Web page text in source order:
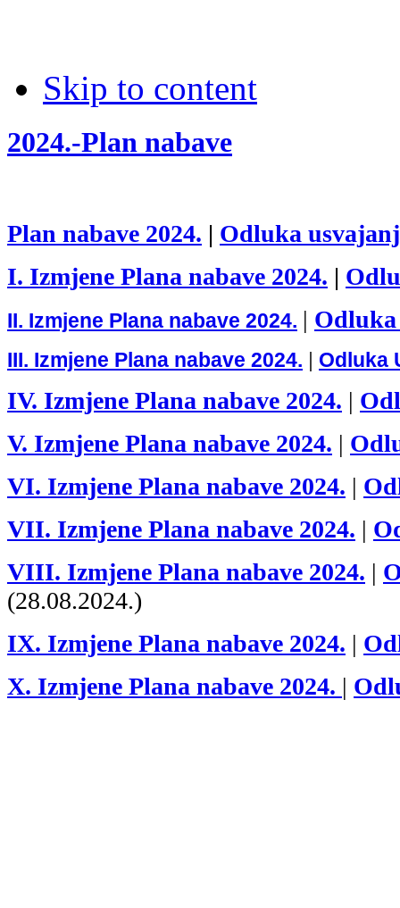
Skip to content
2024.-Plan nabave
Plan nabave 2024. | Odluka
I. Izmjene Plana nabave 2024. |
II. Izmjene Plana nabave 2024. |
III. Izmjene Plana nabave 2024. | Odluka
IV. Izmjene Plana nabave 2024. |
V. Izmjene Plana nabave 2024. |
VI. Izmjene Plana nabave 2024. |
VII. Izmjene Plana nabave 2024. |
VIII. Izmjene Plana nabave 2024. |
(28.08.2024.)
IX. Izmjene Plana nabave 2024. |
X. Izmjene Plana nabave 2024. |